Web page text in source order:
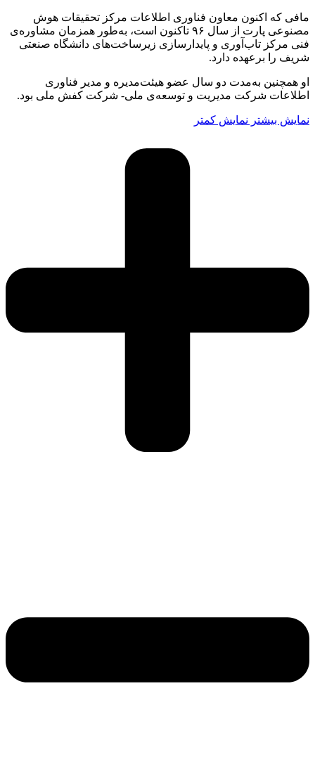
مافی که اکنون معاون فناوری اطلاعات مرکز تحقیقات هوش
مصنوعی پارت از سال ۹۶ تاکنون است، به‌طور همزمان مشاوره‌ی
فنی مرکز تاب‌آوری و پایدارسازی زیرساخت‌های دانشگاه صنعتی
شریف را برعهده دارد.
او همچنین به‌مدت دو سال عضو هیئت‌مدیره و مدیر فناوری
اطلاعات شرکت مدیریت و توسعه‌ی ملی- شرکت کفش ملی بود.
نمایش بیشتر نمایش کمتر